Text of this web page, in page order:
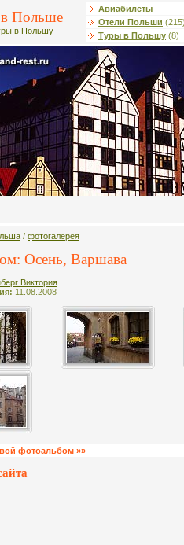
Польше
в Польшу
Авиабилеты
Отели Польши
Туры в Польшу (8)
/ фотогалерея
Осень, Варшава
Виктория
11.08.2008
фотоальбом »»